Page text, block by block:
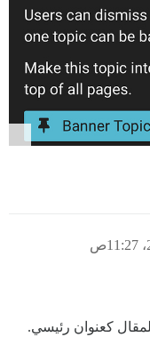
كعنوان رئيسي.